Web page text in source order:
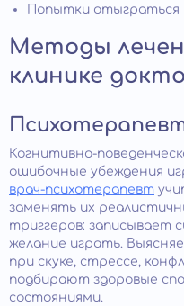
Попытки отыграться
Методы
клинике
Когнитивно-
ошибочные убеждения
врач-психотерапевт
заменять их
триггеров: записывает
желание играть.
при скуке, стрессе,
подбирают здоровые
состояниями.